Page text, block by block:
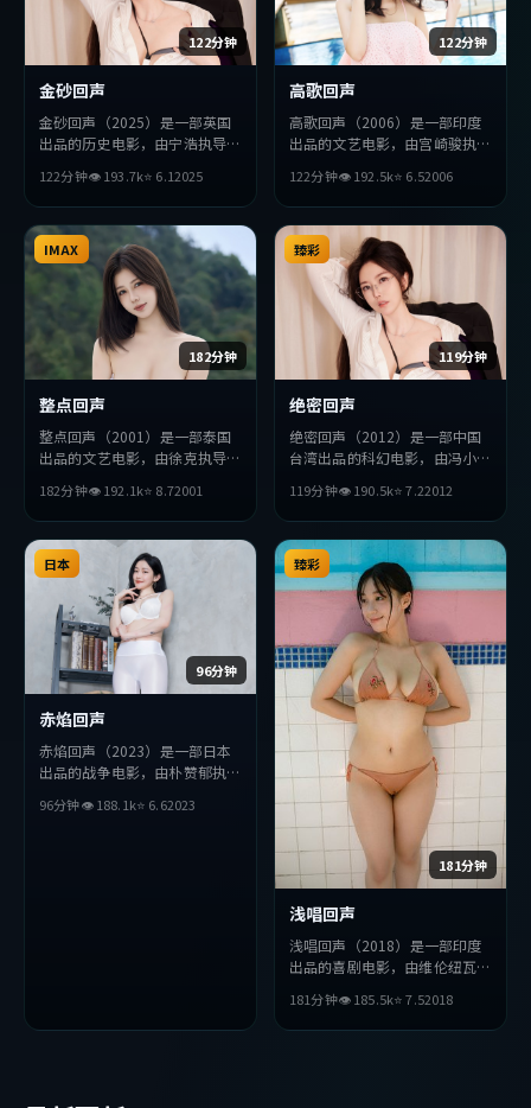
122分钟
金砂回声
金砂回声（2025）是一部英国
出品的历史电影，由宁浩执导，
演。影片在叙事与视听上力求突
破，探讨人性与抉择，节奏张弛
有度，适合喜欢该类型的观众完
整观看。
122分钟👁193.7k⭐ 6.12025
122分钟
高歌回声
高歌回声（2006）是一部印度
出品的文艺电影，由宫崎骏执
影片在叙事与视听上力求突破，
探讨人性与抉择，节奏张弛有
度，适合喜欢该类型的观众完整
观看。
122分钟👁192.5k⭐ 6.52006
182分钟
IMAX
整点回声
整点回声（2001）是一部泰国
出品的文艺电影，由徐克执导，
主演。影片在叙事与视听上力求
突破，探讨人性与抉择，节奏张
弛有度，适合喜欢该类型的观众
完整观看。
182分钟👁192.1k⭐ 8.72001
119分钟
臻彩
绝密回声
绝密回声（2012）是一部中国
台湾出品的科幻电影，由冯小刚
珀、章子怡等主演。影片在叙事
与视听上力求突破，探讨人性与
抉择，节奏张弛有度，适合喜欢
该类型的观众完整观看。
119分钟👁190.5k⭐7.22012
96分钟
日本
赤焰回声
赤焰回声（2023）是一部日本
出品的战争电影，由朴赞郁执
主演。影片在叙事与视听上力求
96分钟👁188.1k⭐ 6.62023
181分钟
臻彩
浅唱回声
浅唱回声（2018）是一部印度
出品的喜剧电影，由维伦纽瓦执
主演。影片在叙事与视听上力求
突破，探讨人性与抉择，节奏张
181分钟👁185.5k⭐7.52018